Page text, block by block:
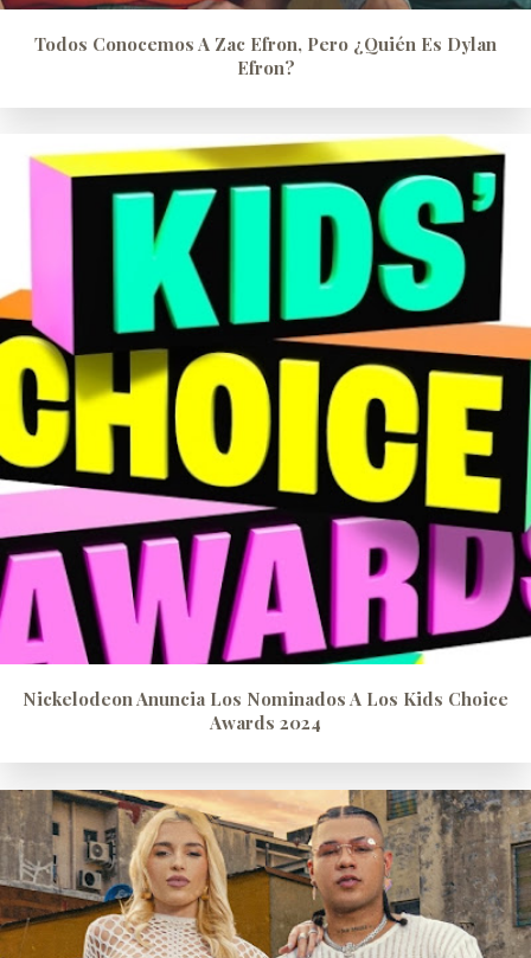
Todos Conocemos A Zac Efron, Pero ¿quién Es Dylan
Efron?
Nickelodeon Anuncia Los Nominados A Los Kids Choice
Awards 2024